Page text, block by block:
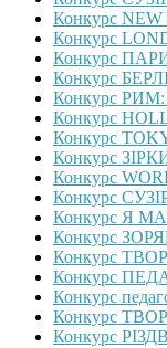
Конкурс
Конкурс
Конкурс
Конкурс
Конкурс
Конкурс
Конкурс
Конкурс
Конкурс
Конкурс
Конкурс Я
Конкурс
Конкурс
Конкурс
Конкурс
Конкурс
Конкурс